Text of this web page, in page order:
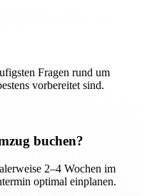
Fragen rund um
vorbereitet sind.
buchen?
2–4 Wochen im
optimal einplanen.